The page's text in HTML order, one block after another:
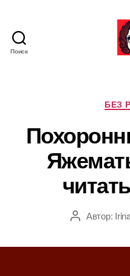
Поиск
БЕЗ
А Автор: